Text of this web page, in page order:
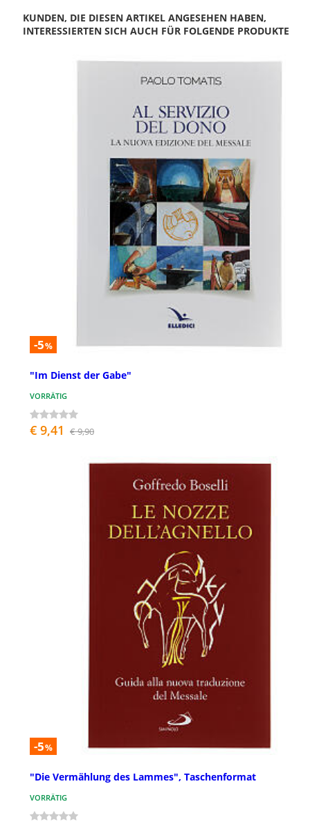
KUNDEN, DIE DIESEN ARTIKEL ANGESEHEN HABEN,
INTERESSIERTEN SICH AUCH FÜR FOLGENDE PRODUKTE
-5%
"Im Dienst der Gabe"
VORRÄTIG
€ 9,41 € 9,90
-5%
"Die Vermählung des Lammes", Taschenformat
VORRÄTIG